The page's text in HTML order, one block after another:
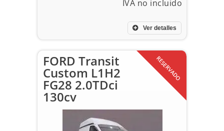
Ver detalles
RESERVADO
FORD Transit
Custom L1H2
FG28 2.0TDci
130cv